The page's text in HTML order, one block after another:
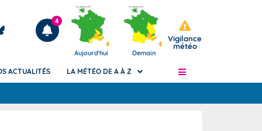
Articles
4
Aujourd'hui Demain
Vigilance
météo
ACTUALITÉS LA MÉTÉO DE A À Z